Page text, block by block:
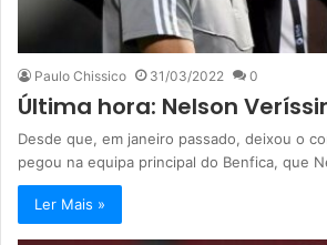
Paulo Chissico 31/03/2022 0
Última hora: Nelson
Desde que, em janeiro passado, deixou o
pegou na equipa principal do Benfica, que
Ler Mais »